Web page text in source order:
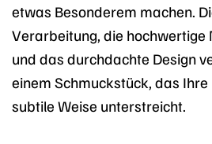
etwas Besonderem machen.
Verarbeitung, die
und das durchdachte Design
einem Schmuckstück, das
subtile Weise unterstreicht.